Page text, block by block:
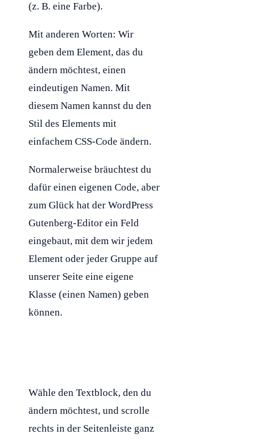
(z. B. eine Farbe).
Mit anderen Worten: Wir
geben dem Element, das du
ändern möchtest, einen
eindeutigen Namen. Mit
diesem Namen kannst du den
Stil des Elements mit
einfachem CSS-Code ändern.
Normalerweise bräuchtest du
dafür einen eigenen Code, aber
zum Glück hat der WordPress
Gutenberg-Editor ein Feld
eingebaut, mit dem wir jedem
Element oder jeder Gruppe auf
unserer Seite eine eigene
Klasse (einen Namen) geben
können.
Wähle den Textblock, den du
ändern möchtest, und scrolle
rechts in der Seitenleiste ganz